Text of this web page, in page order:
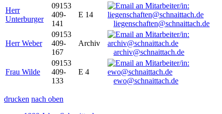
Herr
Unterburger
09153
409-
141
E 14
liegenschaften@schnaittach.de
Herr Weber
09153
409-
167
Archiv
archiv@schnaittach.de
Frau Wilde
09153
409-
133
E 4
ewo@schnaittach.de
drucken nach oben